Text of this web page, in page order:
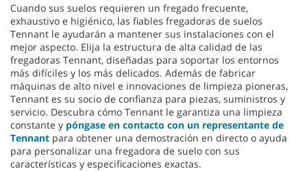
Cuando sus suelos requieren un fregado frecuente,
exhaustivo e higiénico, las fiables fregadoras de suelos
Tennant le ayudarán a mantener sus instalaciones con el
mejor aspecto. Elija la estructura de alta calidad de las
fregadoras Tennant, diseñadas para soportar los entornos
más difíciles y los más delicados. Además de fabricar
máquinas de alto nivel e innovaciones de limpieza pioneras,
Tennant es su socio de confianza para piezas, suministros y
servicio. Descubra cómo Tennant le garantiza una limpieza
constante y póngase en contacto con un representante de
Tennant para obtener una demostración en directo o ayuda
para personalizar una fregadora de suelo con sus
características y especificaciones exactas.